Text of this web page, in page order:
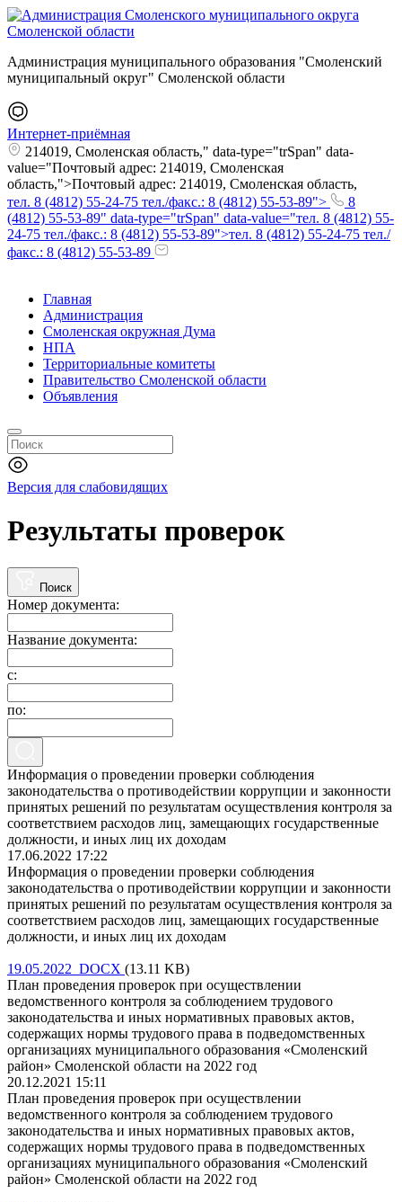
Администрация муниципального образования "Смоленский
муниципальный округ" Смоленской области
Интернет-приёмная
214019, Смоленская область," data-type="trSpan" data-
value="Почтовый адрес: 214019, Смоленская
область,">Почтовый адрес: 214019, Смоленская область,
тел. 8 (4812) 55-24-75 тел./факс.: 8 (4812) 55-53-89">
8
(4812) 55-53-89" data-type="trSpan" data-value="тел. 8 (4812) 55-
24-75 тел./факс.: 8 (4812) 55-53-89">тел. 8 (4812) 55-24-75 тел./
факс.: 8 (4812) 55-53-89
Главная
Администрация
Смоленская окружная Дума
НПА
Территориальные комитеты
Правительство Смоленской области
Объявления
Версия для слабовидящих
Результаты проверок
Поиск
Номер документа:
Название документа:
с:
по:
Информация о проведении проверки соблюдения
законодательства о противодействии коррупции и законности
принятых решений по результатам осуществления контроля за
соответствием расходов лиц, замещающих государственные
должности, и иных лиц их доходам
17.06.2022 17:22
Информация о проведении проверки соблюдения
законодательства о противодействии коррупции и законности
принятых решений по результатам осуществления контроля за
соответствием расходов лиц, замещающих государственные
должности, и иных лиц их доходам
19.05.2022 DOCX (13.11 KB)
План проведения проверок при осуществлении
ведомственного контроля за соблюдением трудового
законодательства и иных нормативных правовых актов,
содержащих нормы трудового права в подведомственных
организациях муниципального образования «Смоленский
район» Смоленской области на 2022 год
20.12.2021 15:11
План проведения проверок при осуществлении
ведомственного контроля за соблюдением трудового
законодательства и иных нормативных правовых актов,
содержащих нормы трудового права в подведомственных
организациях муниципального образования «Смоленский
район» Смоленской области на 2022 год